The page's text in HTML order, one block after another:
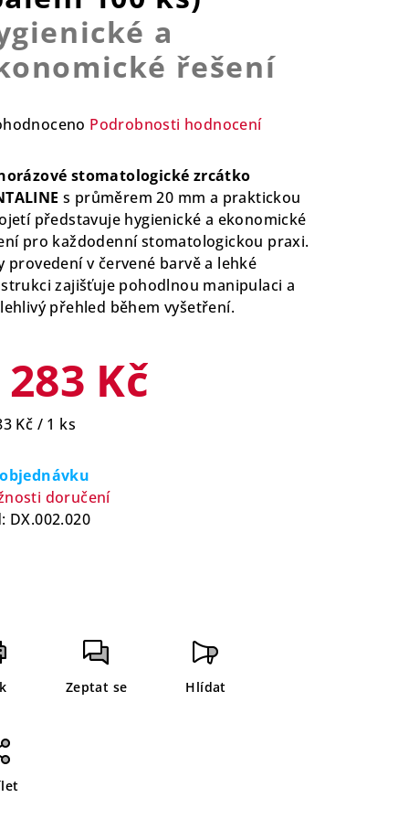
a
řešení
Podrobnosti hodnocení
stomatologické zrcátko
s průměrem 20 mm a praktickou
představuje hygienické a ekonomické
pro každodenní stomatologickou praxi.
provedení v červené barvě a lehké
zajišťuje pohodlnou manipulaci a
přehled během vyšetření.
283 Kč
Kč / 1 ks
doručení
DX.002.020
Zeptat se Hlídat